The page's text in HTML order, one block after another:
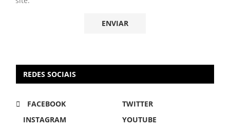
REDES SOCIAIS
FACEBOOK
TWITTER
INSTAGRAM
YOUTUBE